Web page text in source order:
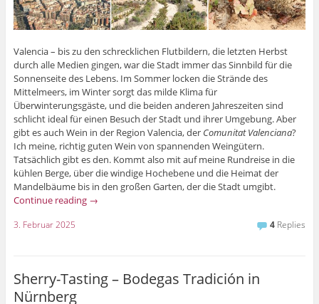
Valencia – bis zu den schrecklichen Flutbildern, die letzten Herbst
durch alle Medien gingen, war die Stadt immer das Sinnbild für die
Sonnenseite des Lebens. Im Sommer locken die Strände des
Mittelmeers, im Winter sorgt das milde Klima für
Überwinterungsgäste, und die beiden anderen Jahreszeiten sind
schlicht ideal für einen Besuch der Stadt und ihrer Umgebung. Aber
gibt es auch Wein in der Region Valencia, der Comunitat Valenciana?
Ich meine, richtig guten Wein von spannenden Weingütern.
Tatsächlich gibt es den. Kommt also mit auf meine Rundreise in die
kühlen Berge, über die windige Hochebene und die Heimat der
Mandelbäume bis in den großen Garten, der die Stadt umgibt.
Continue reading →
3. Februar 2025 4 Replies
Sherry-Tasting – Bodegas Tradición in
Nürnberg